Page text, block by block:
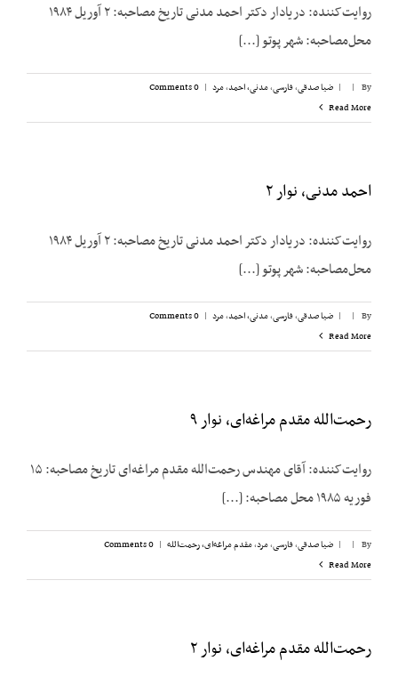
روایت‌کننده: دریادار دکتر احمد مدنی تاریخ مصاحبه: ۲ آوریل ۱۹۸۴
محل‌مصاحبه: شهر پوتو [...]
By
|
| ضیا صدقی,فارسی,مدنی، احمد,مرد |
0 Comments
Read More
احمد مدنی، نوار ۲
روایت‌کننده: دریادار دکتر احمد مدنی تاریخ مصاحبه: ۲ آوریل ۱۹۸۴
محل‌مصاحبه: شهر پوتو [...]
By
|
| ضیا صدقی,فارسی,مدنی، احمد,مرد |
0 Comments
Read More
رحمت‌الله مقدم مراغه‌ای، نوار ۹
روایت‌کننده: آقای مهندس رحمت‌الله مقدم مراغه‌ای تاریخ مصاحبه: ۱۵
فوریه ۱۹۸۵ محل مصاحبه: [...]
By
|
| ضیا صدقی,فارسی,مرد,مقدم مراغه‌ای، رحمت‌الله |
0 Comments
Read More
رحمت‌الله مقدم مراغه‌ای، نوار ۲